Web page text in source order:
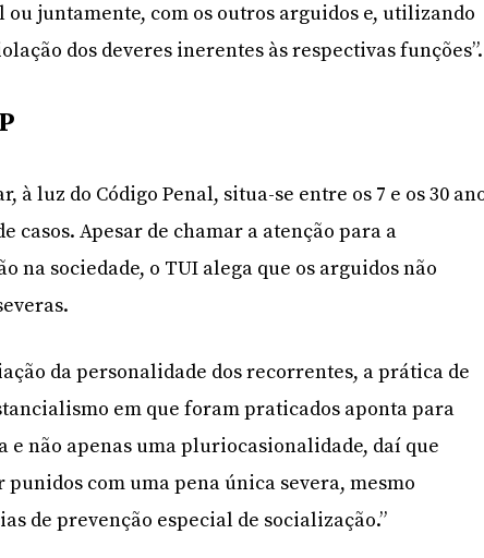
juntamente, com os outros arguidos e, utilizando
dos deveres inerentes às respectivas funções”.
à luz do Código Penal, situa-se entre os 7 e os 30
casos. Apesar de chamar a atenção para a
na sociedade, o TUI alega que os arguidos não
da personalidade dos recorrentes, a prática de
em que foram praticados aponta para
e não apenas uma pluriocasionalidade, daí que
punidos com uma pena única severa, mesmo
de prevenção especial de socialização.”